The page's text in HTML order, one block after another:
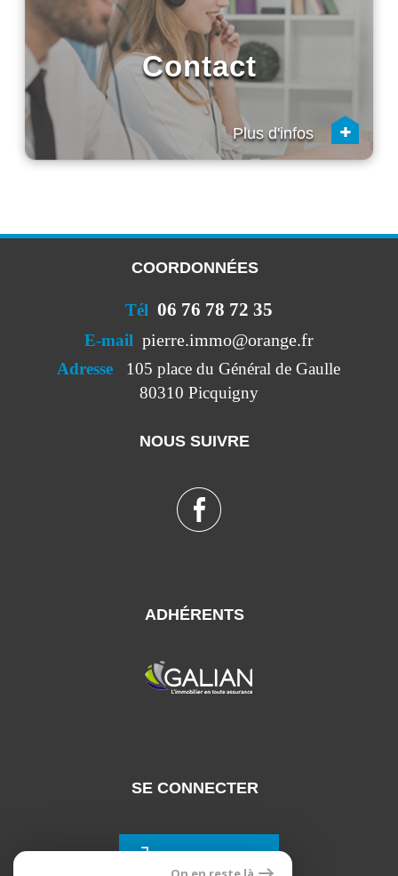
Contact
Plus d'infos +
COORDONNÉES
Tél 06 76 78 72 35
E-mail pierre.immo@orange.fr
Adresse
105 place du Général de Gaulle
80310 Picquigny
NOUS SUIVRE
ADHÉRENTS
SE CONNECTER